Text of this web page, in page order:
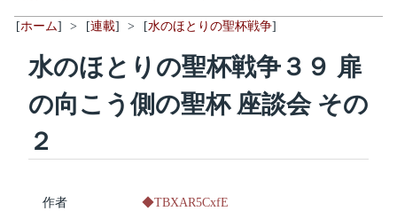
[ホーム] > [連載] > [水のほとりの聖杯戦争]
水のほとりの聖杯戦争３９ 扉
の向こう側の聖杯 座談会 その
２
作者 ◆TBXAR5CxfE